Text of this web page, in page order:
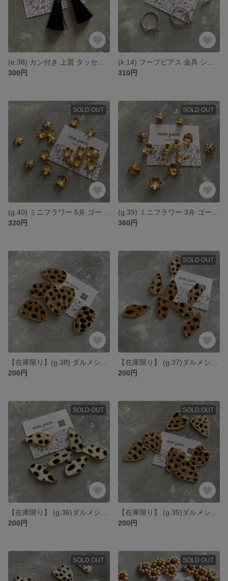
300円
310円
SOLD OUT
320円
SOLD OUT
360円
200円
SOLD OUT
200円
SOLD OUT
200円
SOLD OUT
200円
SOLD OUT SOLD OUT